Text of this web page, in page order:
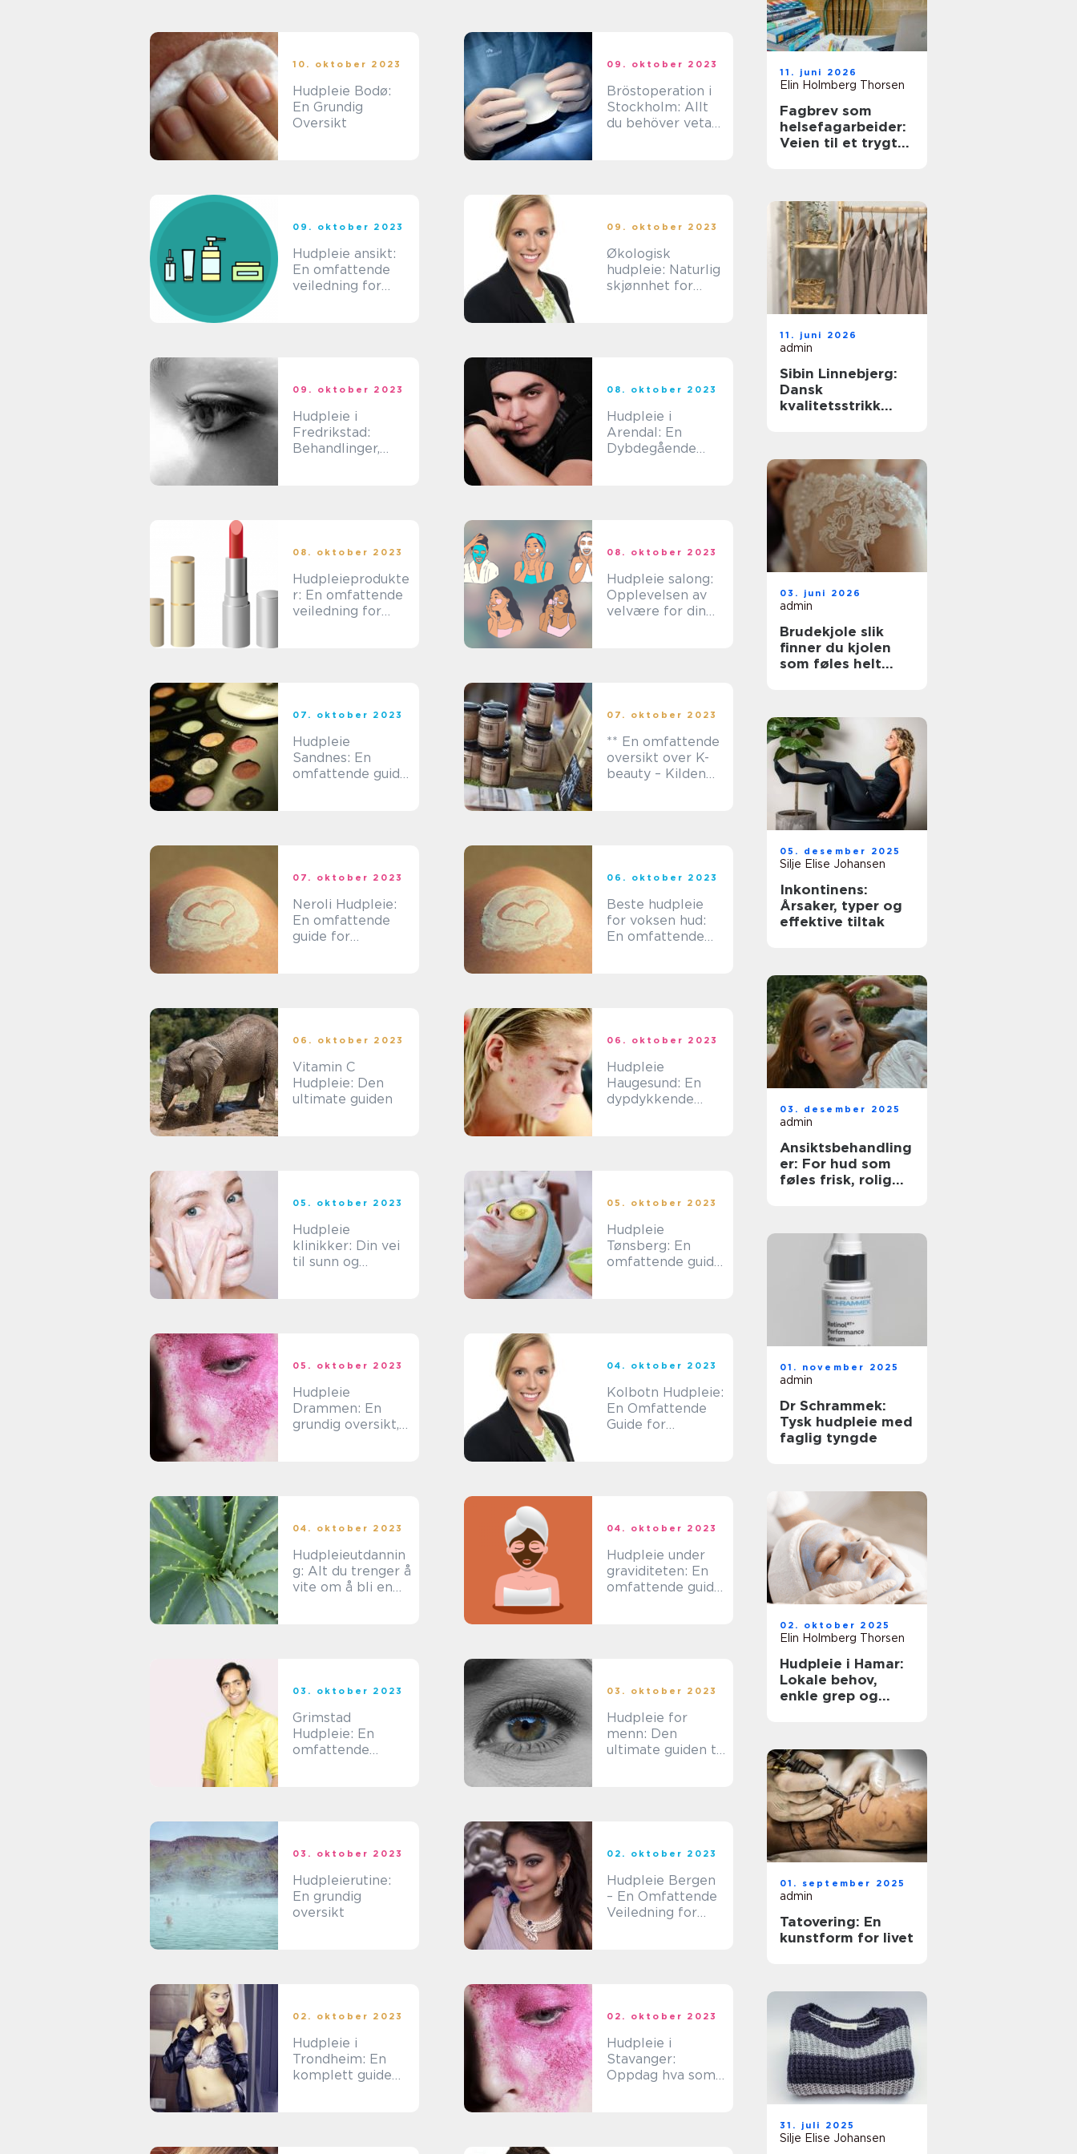
10. oktober 2023
Hudpleie Bodø:
En Grundig
Oversikt
09. oktober 2023
Bröstoperation i
Stockholm: Allt
du behöver veta
09. oktober 2023
Hudpleie ansikt:
En omfattende
veiledning for
09. oktober 2023
Økologisk
hudpleie: Naturlig
skjønnhet for
09. oktober 2023
Hudpleie i
Fredrikstad:
Behandlinger,
08. oktober 2023
Hudpleie i
Arendal: En
Dybdegående
08. oktober 2023
Hudpleieprodukte
r: En omfattende
veiledning for
08. oktober 2023
Hudpleie salong:
Opplevelsen av
velvære for din
07. oktober 2023
Hudpleie
Sandnes: En
omfattende guide
07. oktober 2023
** En omfattende
oversikt over K-
beauty – Kilden
07. oktober 2023
Neroli Hudpleie:
En omfattende
guide for
06. oktober 2023
Beste hudpleie
for voksen hud:
En omfattende
06. oktober 2023
Vitamin C
Hudpleie: Den
ultimate guiden
06. oktober 2023
Hudpleie
Haugesund: En
dypdykkende
05. oktober 2023
Hudpleie
klinikker: Din vei
til sunn og
05. oktober 2023
Hudpleie
Tønsberg: En
omfattende guide
05. oktober 2023
Hudpleie
Drammen: En
grundig oversikt,
04. oktober 2023
Kolbotn Hudpleie:
En Omfattende
Guide for
04. oktober 2023
Hudpleieutdannin
g: Alt du trenger å
vite om å bli en
04. oktober 2023
Hudpleie under
graviditeten: En
omfattende guide
03. oktober 2023
Grimstad
Hudpleie: En
omfattende
03. oktober 2023
Hudpleie for
menn: Den
ultimate guiden til
03. oktober 2023
Hudpleierutine:
En grundig
oversikt
02. oktober 2023
Hudpleie Bergen
– En Omfattende
Veiledning for
02. oktober 2023
Hudpleie i
Trondheim: En
komplett guide
02. oktober 2023
Hudpleie i
Stavanger:
Oppdag hva som
11. juni 2026
Elin Holmberg Thorsen
Fagbrev som
helsefagarbeider:
Veien til et trygt
11. juni 2026
admin
Sibin Linnebjerg:
Dansk
kvalitetsstrikk
03. juni 2026
admin
Brudekjole slik
finner du kjolen
som føles helt
05. desember 2025
Silje Elise Johansen
Inkontinens:
Årsaker, typer og
effektive tiltak
03. desember 2025
admin
Ansiktsbehandling
er: For hud som
føles frisk, rolig
01. november 2025
admin
Dr Schrammek:
Tysk hudpleie med
faglig tyngde
02. oktober 2025
Elin Holmberg Thorsen
Hudpleie i Hamar:
Lokale behov,
enkle grep og
01. september 2025
admin
Tatovering: En
kunstform for livet
31. juli 2025
Silje Elise Johansen